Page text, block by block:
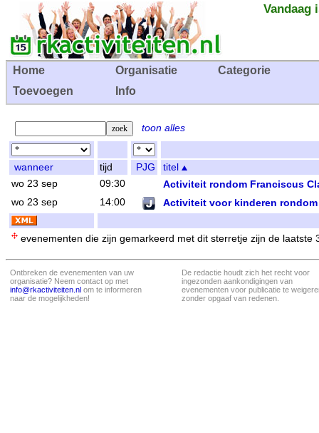
Vandaag
Home Organisatie
Categorie
Toevoegen
Info
toon alles
wanneer tijd PJG
titel
wo 23 sep
09:30 Activiteit rondom Franciscus
wo 23 sep 14:00 Activiteit voor kinderen
evenementen die zijn gemarkeerd met dit sterretje zijn de laatste
Ontbreken de evenementen van uw
organisatie? Neem contact op met
info@rkactiviteiten.nl om te informeren
naar de mogelijkheden!
De redactie houdt zich het recht voor
ingezonden aankondigingen van
evenementen voor publicatie te
zonder opgaaf van redenen.